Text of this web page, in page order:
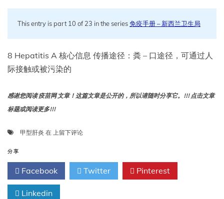
This entry is part 10 of 23 in the series免疫手册 – 新西兰卫生局
8 Hepatitis A 核心信息 传播途径：粪 – 口途径，可通过人
际接触或被污染的
感谢您阅读 疫苗网 文章！这篇文章是公开的，所以请随时分享它。!!! 点击文章
标题或阅读更多!!!
甲型肝炎 在 8
肝
炎
上留下评论
分享
Facebook Twitter Pinterest
Linkedin